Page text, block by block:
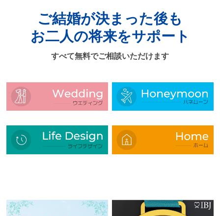
ご結婚が決まった後も
お二人の将来をサポート
すべて無料でご相談いただけます